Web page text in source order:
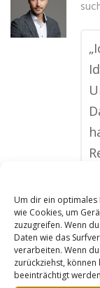
Um dir ein optimales
wie Cookies, um
zuzugreifen. Wenn
Daten wie das
verarbeiten. Wenn
zurückziehst,
beeinträchtigt